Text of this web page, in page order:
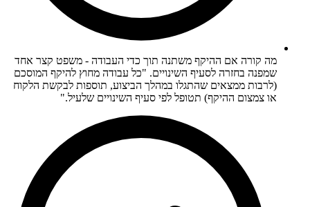
מה קורה אם ההיקף משתנה תוך כדי העבודה - משפט קצר אחד
שמפנה בחזרה לסעיף השינויים. "כל עבודה מחוץ להיקף המוסכם
(לרבות ממצאים שהתגלו במהלך הביצוע, תוספות לבקשת הלקוח
או צמצום ההיקף) תטופל לפי סעיף השינויים שלעיל."